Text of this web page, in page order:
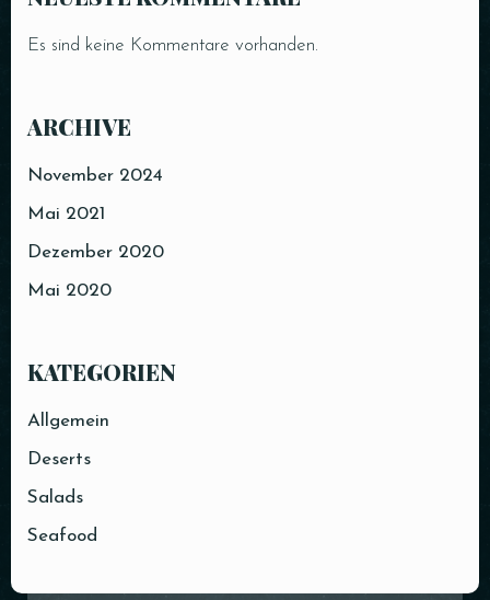
Es sind keine Kommentare vorhanden.
ARCHIVE
November 2024
Mai 2021
Dezember 2020
Mai 2020
KATEGORIEN
Allgemein
Deserts
Salads
Seafood